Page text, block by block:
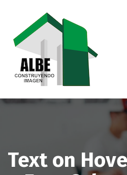
contenido
Text on